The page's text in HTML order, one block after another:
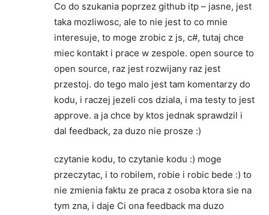
Co do szukania poprzez github itp – jasne, jest
taka mozliwosc, ale to nie jest to co mnie
interesuje, to moge zrobic z js, c#, tutaj chce
miec kontakt i prace w zespole. open source to
open source, raz jest rozwijany raz jest
przestoj. do tego malo jest tam komentarzy do
kodu, i raczej jezeli cos dziala, i ma testy to jest
approve. a ja chce by ktos jednak sprawdzil i
dal feedback, za duzo nie prosze :)
czytanie kodu, to czytanie kodu :) moge
przeczytac, i to robilem, robie i robic bede :) to
nie zmienia faktu ze praca z osoba ktora sie na
tym zna, i daje Ci ona feedback ma duzo